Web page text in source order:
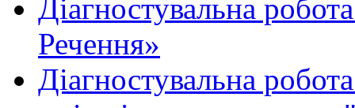
Діагностувальна
Речення»
Діагностувальна